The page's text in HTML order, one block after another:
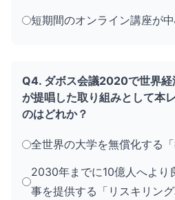
短期間のオンライン講座が
Q4. ダボス会議2020で世界経
が提唱した取り組みとして本
のはどれか？
全世界の大学を無償化する「
2030年までに10億人へより
事を提供する「リスキリング